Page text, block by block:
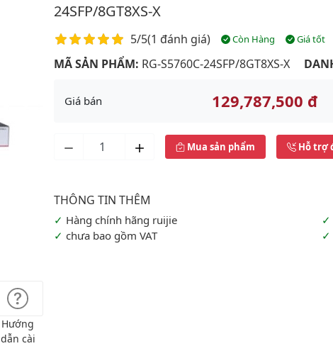
Hướng
dẫn cài
24SFP/8GT8XS-X
Điểm đánh giá
5/5(1 đánh giá) Còn Hàng Giá tốt
MÃ SẢN PHẨM: RG-S5760C-24SFP/8GT8XS-X
Giá bán 129,787,500 đ
Mua sản phẩm Hỗ trợ
Hàng chính hãng ruijie
chưa bao gồm VAT